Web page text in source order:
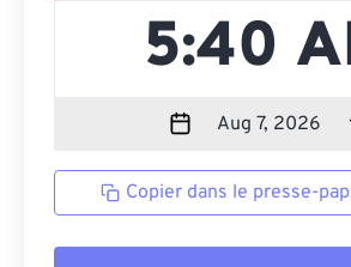
Copier dans le presse-